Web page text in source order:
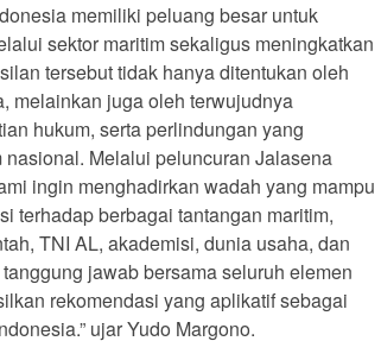
memiliki peluang besar untuk
sektor maritim sekaligus meningkatkan
tersebut tidak hanya ditentukan oleh
melainkan juga oleh terwujudnya
hukum, serta perlindungan yang
Melalui peluncuran Jalasena
ingin menghadirkan wadah yang mampu
terhadap berbagai tantangan maritim,
TNI AL, akademisi, dunia usaha, dan
jawab bersama seluruh elemen
rekomendasi yang aplikatif sebagai
ujar Yudo Margono.